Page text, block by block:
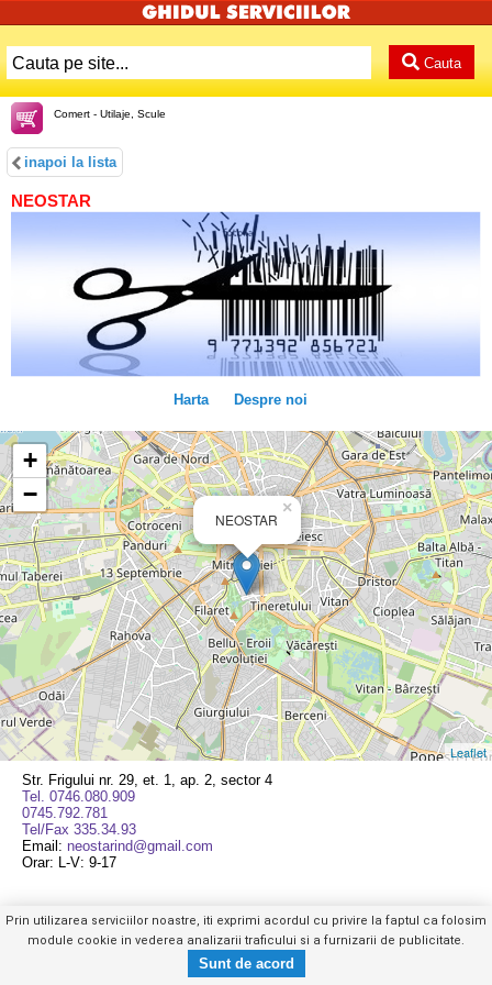
Cauta
Comert - Utilaje, Scule
inapoi la lista
NEOSTAR
Harta Despre noi
NEOSTAR
×
+
−
Leaflet
Str. Frigului nr. 29, et. 1, ap. 2, sector 4
Tel. 0746.080.909
0745.792.781
Tel/Fax 335.34.93
Email: neostarind@gmail.com
Orar: L-V: 9-17
Tel. 0746.080.XXX
Trimite mesaj privat
Web|Anuntul Telefonic
Prin utilizarea serviciilor noastre, iti exprimi acordul cu privire la faptul ca folosim
module cookie in vederea analizarii traficului si a furnizarii de publicitate.